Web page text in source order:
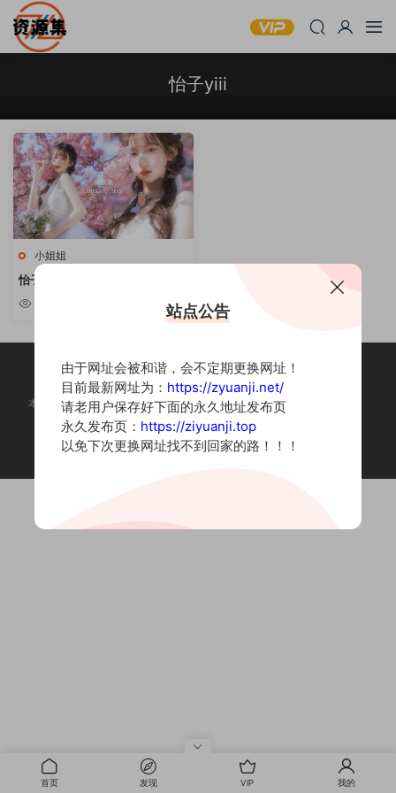
怡子yiii
小姐姐
怡子yiii – 可爱妹子写真合集 [持
续更新]
7.02k
本站为摄影写真图片网站，内容来自网络收集整理，仅作个人学习使用。
如有违法内容请联系删除
Copyright © 2022 资源集
首页 发现 VIP 我的
站点公告
由于网址会被和谐，会不定期更换网址！
目前最新网址为： https://zyuanji.net/
请老用户保存好下面的永久地址发布页
永久发布页： https://ziyuanji.top
以免下次更换网址找不到回家的路！！！